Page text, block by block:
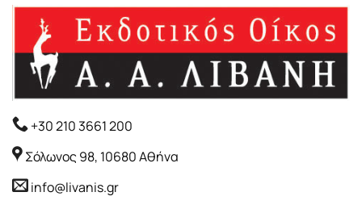
+30 210 3661 200
Σόλωνος 98, 10680 Αθήνα
info@livanis.gr